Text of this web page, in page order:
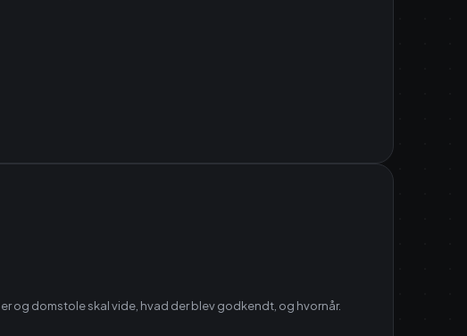
og domstole skal vide, hvad der blev godkendt, og hvornår.